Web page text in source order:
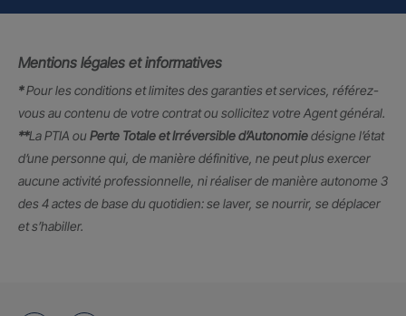
Mentions légales et informatives
*Pour les conditions et limites des garanties et services, référez-
vous au contenu de votre contrat ou sollicitez votre Agent général.
**La PTIA ou Perte Totale et Irréversible d’Autonomiedésigne l’état
d’une personne qui, de manière définitive, ne peut plus exercer
aucune activité professionnelle, ni réaliser de manière autonome 3
des 4 actes de base du quotidien: se laver, se nourrir, se déplacer
et s’habiller.